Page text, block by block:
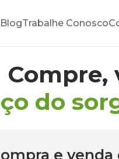
BlogTrabalhe Conosco
Compre,
do
e venda